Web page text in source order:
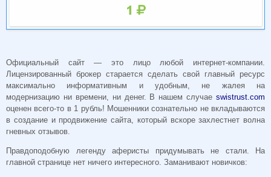
Официальный сайт — это лицо любой интернет-компании.
Лицензированный брокер старается сделать свой главный ресурс
максимально информативным и удобным, не жалея на
модернизацию ни времени, ни денег. В нашем случае swistrust.com
оценен всего-то в 1 рубль! Мошенники сознательно не вкладываются
в создание и продвижение сайта, который вскоре захлестнет волна
гневных отзывов.
Правдоподобную легенду аферисты придумывать не стали. На
главной странице нет ничего интересного. Заманивают новичков: